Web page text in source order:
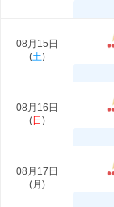
08月15日
(土)
08月16日
(日 )
08月17日
(月 )